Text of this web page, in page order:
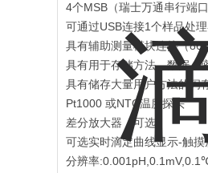
4个MSB（瑞士万通串行端
可通过USB连接1个样品处
具有辅助测量模块连接（
具有用于存储方法，数据，
具有储存大量用户方法的闪
Pt1000 或NTC温度探头
差分放大器（可选）
可选实时滴定曲线显示-触
分辨率